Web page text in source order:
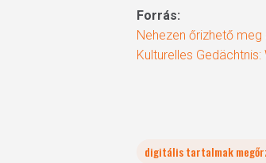
Forrás:
Nehezen őrizhető
Kulturelles
digitális tartalmak